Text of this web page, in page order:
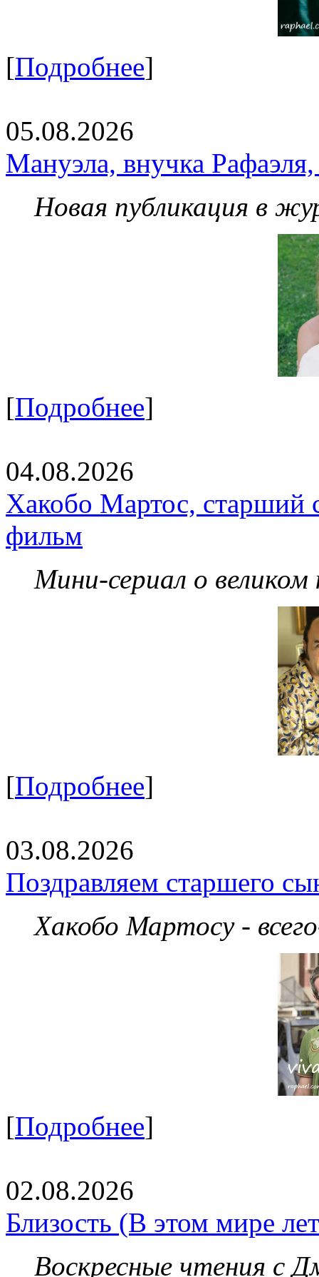
[Подробнее]
05.08.2026
Мануэла, внучка
Новая публикация в
[Подробнее]
04.08.2026
Хакобо Мартос, старший
фильм
Мини-сериал о великом
[Подробнее]
03.08.2026
Поздравляем старшего
Хакобо Мартосу -
[Подробнее]
02.08.2026
Близость (В этом мире
Воскресные чтения с